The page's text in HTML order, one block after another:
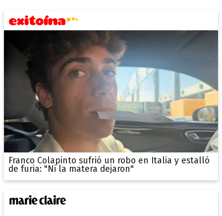
Franco Colapinto sufrió un robo en Italia y estalló
de furia: "Ni la matera dejaron"